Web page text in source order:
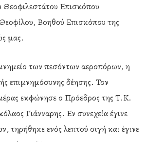
Θεοφιλεστάτου Επισκόπου
Βοηθού Επισκόπου της
μας.
των πεσόντων αεροπόρων, η
επιμνημόσυνης δέησης. Τον
εκφώνησε ο Πρόεδρος της Τ.Κ.
Γιάνναρης. Εν συνεχεία έγινε
τηρήθηκε ενός λεπτού σιγή και έγινε